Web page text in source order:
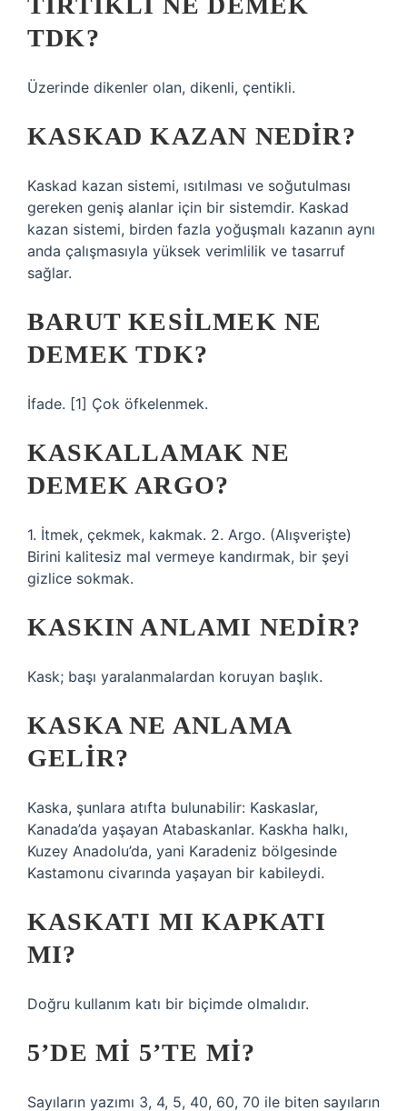
TDK?
Üzerinde dikenler olan, dikenli, çentikli.
KASKAD KAZAN NEDIR?
Kaskad kazan sistemi, ısıtılması ve soğutulması
gereken geniş alanlar için bir sistemdir. Kaskad
kazan sistemi, birden fazla yoğuşmalı kazanın aynı
anda çalışmasıyla yüksek verimlilik ve tasarruf
sağlar.
BARUT KESILMEK NE
DEMEK TDK?
İfade. [1] Çok öfkelenmek.
KASKALLAMAK NE
DEMEK ARGO?
1. İtmek, çekmek, kakmak. 2. Argo. (Alışverişte)
Birini kalitesiz mal vermeye kandırmak, bir şeyi
gizlice sokmak.
KASKIN ANLAMI NEDIR?
Kask; başı yaralanmalardan koruyan başlık.
KASKA NE ANLAMA
GELIR?
Kaska, şunlara atıfta bulunabilir: Kaskaslar,
Kanada’da yaşayan Atabaskanlar. Kaskha halkı,
Kuzey Anadolu’da, yani Karadeniz bölgesinde
Kastamonu civarında yaşayan bir kabileydi.
KASKATI MI KAPKATI
MI?
Doğru kullanım katı bir biçimde olmalıdır.
5’DE MI 5’TE MI?
Sayıların yazımı 3, 4, 5, 40, 60, 70 ile biten sayıların